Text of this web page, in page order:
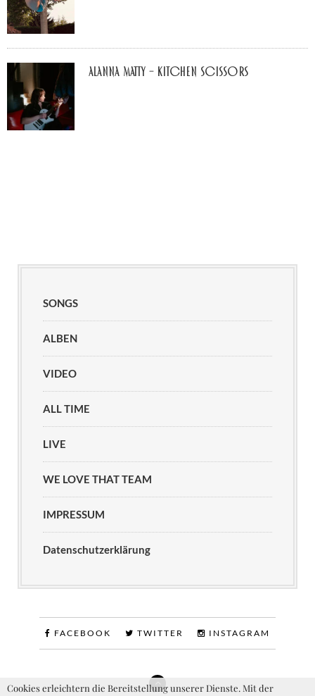
Alanna Matty – Kitchen Scissors
SONGS
ALBEN
VIDEO
ALL TIME
LIVE
WE LOVE THAT TEAM
IMPRESSUM
Datenschutzerklärung
FACEBOOK TWITTER INSTAGRAM
Cookies erleichtern die Bereitstellung unserer Dienste. Mit der